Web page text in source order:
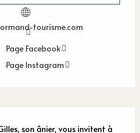
tourisme.com
Page Facebook
Page Instagram
son ânier, vous invitent à